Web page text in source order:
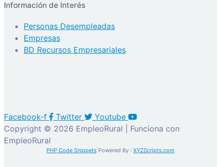
Información de Interés
Personas Desempleadas
Empresas
BD Recursos Empresariales
Facebook-f Twitter
Youtube
Copyright © 2026 EmpleoRural | Funciona con
EmpleoRural
PHP Code Snippets Powered By : XYZScripts.com